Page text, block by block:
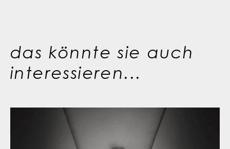
das könnte sie auch
interessieren...